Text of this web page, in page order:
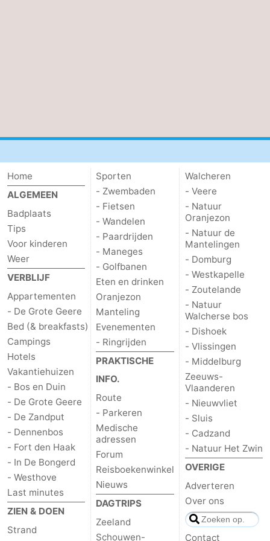
Home
ALGEMEEN
Badplaats
Tips
Voor kinderen
Weer
VERBLIJF
Appartementen
- De Grote Geere
Bed (& breakfasts)
Campings
Hotels
Vakantiehuizen
- Bos en Duin
- De Grote Geere
- De Zandput
- Dennenbos
- Fort den Haak
- In De Bongerd
- Westhove
Last minutes
ZIEN & DOEN
Strand
Sporten
- Zwembaden
- Fietsen
- Wandelen
- Paardrijden
- Maneges
- Golfbanen
Eten en drinken
Oranjezon
Manteling
Evenementen
- Ringrijden
PRAKTISCHE
INFO.
Route
- Parkeren
Medische
adressen
Forum
Reisboekenwinkel
Nieuws
DAGTRIPS
Zeeland
Schouwen-
Walcheren
- Veere
- Natuur
Oranjezon
- Natuur de
Mantelingen
- Domburg
- Westkapelle
- Zoutelande
- Natuur
Walcherse bos
- Dishoek
- Vlissingen
- Middelburg
Zeeuws-
Vlaanderen
- Nieuwvliet
- Sluis
- Cadzand
- Natuur Het Zwin
OVERIGE
Adverteren
Over ons
Contact